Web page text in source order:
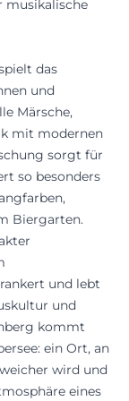
musikalische
das
und
Märsche,
mit modernen
sorgt für
so besonders
Biergarten.
und lebt
und
kommt
ein Ort, an
wird und
eines